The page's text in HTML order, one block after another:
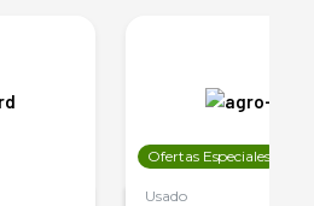
Ofertas Especiales
Usado